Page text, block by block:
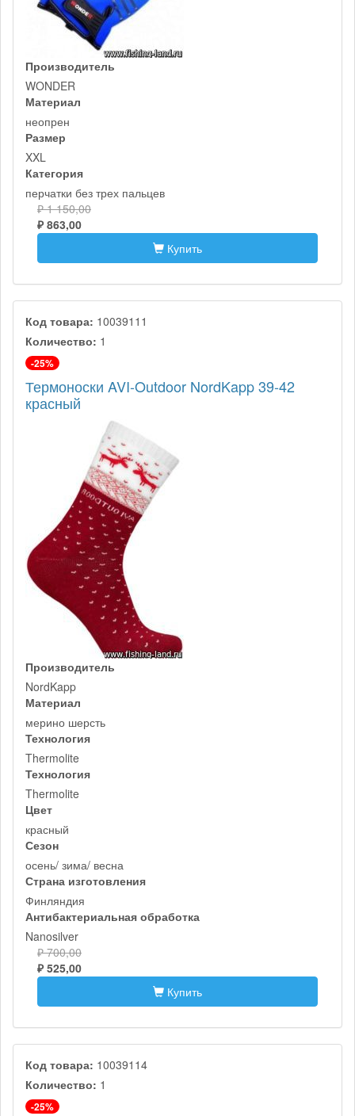
Производитель
WONDER
Материал
неопрен
Размер
XXL
Категория
перчатки без трех пальцев
₽ 1 150,00
₽ 863,00
Купить
Код товара: 10039111
Количество: 1
-25%
Термоноски AVI-Outdoor NordKapp 39-42
красный
Производитель
NordKapp
Материал
мерино шерсть
Технология
Thermolite
Технология
Thermolite
Цвет
красный
Сезон
осень/ зима/ весна
Страна изготовления
Финляндия
Антибактериальная обработка
Nanosilver
₽ 700,00
₽ 525,00
Купить
Код товара: 10039114
Количество: 1
-25%